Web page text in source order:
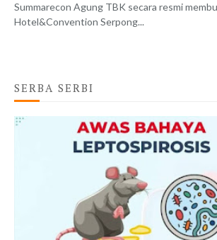
Summarecon Agung TBK secara resmi
Hotel&Convention Serpong...
SERBA SERBI